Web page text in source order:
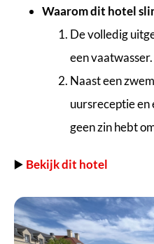
Waarom dit hotel
De volledig
een vaatwasser.
Naast een
uursreceptie en
geen zin hebt
▶️ Bekijk dit hotel